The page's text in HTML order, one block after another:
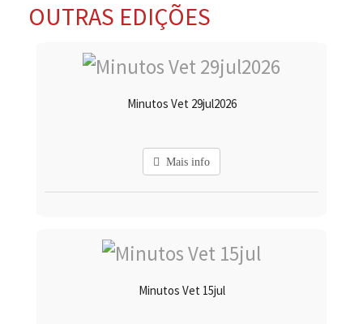
OUTRAS EDIÇÕES
Minutos Vet 29jul2026
Mais info
Minutos Vet 15jul